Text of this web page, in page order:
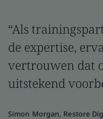
“Als
de expertise,
vertrouwen dat
uitstekend
Simon Morgan, Restore